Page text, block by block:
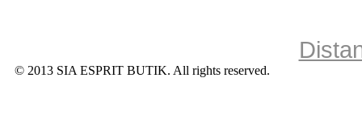
© 2013 SIA ESPRIT BUTIK. All rights reserved.